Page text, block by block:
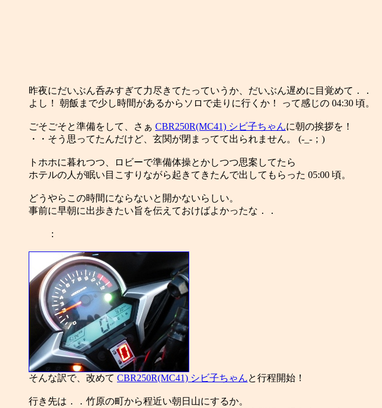
昨夜にだいぶん呑みすぎて力尽きてたっていうか、だいぶん遅めに目覚めて．．
よし！ 朝飯まで少し時間があるからソロで走りに行くか！ って感じの 04:30 頃。
ごそごそと準備をして、さぁ CBR250R(MC41) シビ子ちゃんに朝の挨拶を！
・・そう思ってたんだけど、玄関が閉まってて出られません。 (-_-；)
トホホに暮れつつ、ロビーで準備体操とかしつつ思案してたら
ホテルの人が眠い目こすりながら起きてきたんで出してもらった 05:00 頃。
どうやらこの時間にならないと開かないらしい。
事前に早朝に出歩きたい旨を伝えておけばよかったな．．
：
そんな訳で、改めて CBR250R(MC41) シビ子ちゃんと行程開始！
行き先は．．竹原の町から程近い朝日山にするか。